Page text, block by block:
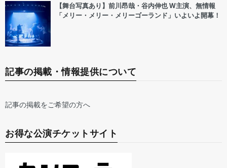
【舞台写真あり】前川昂哉・谷内伸也 W主演、無情報
「メリー・メリー・メリーゴーランド」いよいよ開幕！
記事の掲載・情報提供について
記事の掲載をご希望の方へ
お得な公演チケットサイト